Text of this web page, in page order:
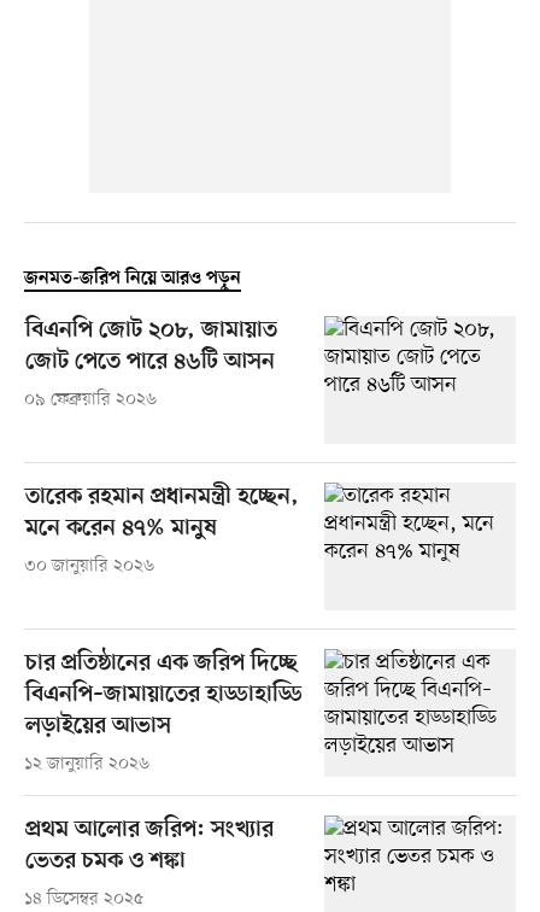
জনমত-জরিপ নিয়ে আরও পড়ুন
বিএনপি জোট ২০৮, জামায়াত
জোট পেতে পারে ৪৬টি আসন
০৯ ফেব্রুয়ারি ২০২৬
তারেক রহমান প্রধানমন্ত্রী হচ্ছেন,
মনে করেন ৪৭% মানুষ
৩০ জানুয়ারি ২০২৬
চার প্রতিষ্ঠানের এক জরিপ দিচ্ছে
বিএনপি–জামায়াতের হাড্ডাহাড্ডি
লড়াইয়ের আভাস
১২ জানুয়ারি ২০২৬
প্রথম আলোর জরিপ: সংখ্যার
ভেতর চমক ও শঙ্কা
১৪ ডিসেম্বর ২০২৫